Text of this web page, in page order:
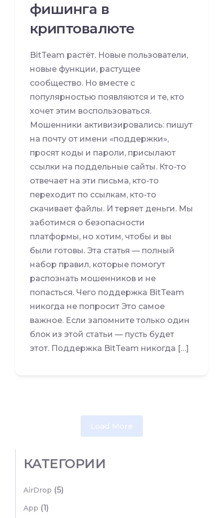
фишинга в
криптовалюте
BitTeam растёт. Новые пользователи,
новые функции, растущее
сообщество. Но вместе с
популярностью появляются и те, кто
хочет этим воспользоваться.
Мошенники активизировались: пишут
на почту от имени «поддержки»,
просят коды и пароли, присылают
ссылки на поддельные сайты. Кто-то
отвечает на эти письма, кто-то
переходит по ссылкам, кто-то
скачивает файлы. И теряет деньги. Мы
заботимся о безопасности
платформы, но хотим, чтобы и вы
были готовы. Эта статья — полный
набор правил, которые помогут
распознать мошенников и не
попасться. Чего поддержка BitTeam
никогда не попросит Это самое
важное. Если запомните только один
блок из этой статьи — пусть будет
этот. Поддержка BitTeam никогда […]
Load More
КАТЕГОРИИ
AirDrop (5)
App (1)